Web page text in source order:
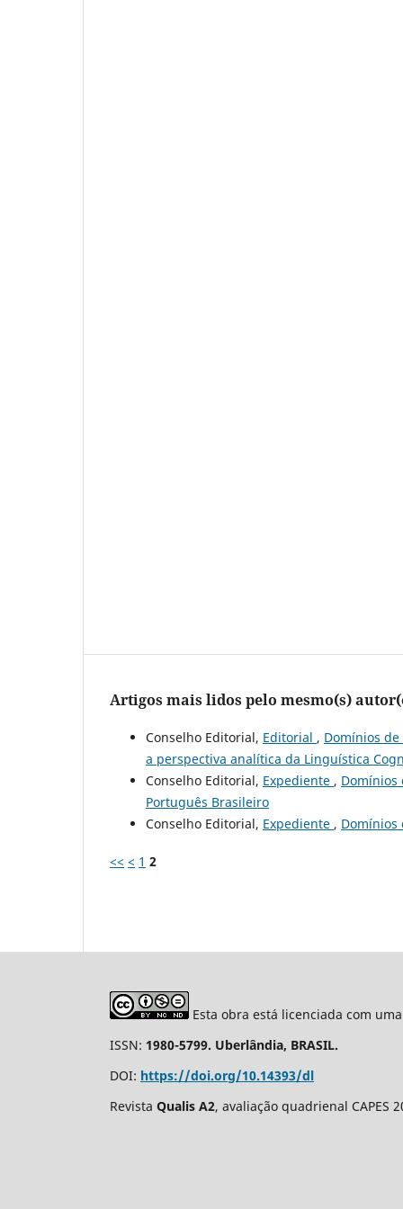
Artigos mais lidos pelo mesmo(s)
Conselho Editorial, Editorial , Domínios
a perspectiva analítica da Linguística
Conselho Editorial, Expediente , Domínios
Português Brasileiro
Conselho Editorial, Expediente , Domínios
<< < 1 2
Esta obra está licenciada com
ISSN: 1980-5799. Uberlândia, BRASIL.
DOI: https://doi.org/10.14393/dl
Revista Qualis A2, avaliação quadrienal CAPES